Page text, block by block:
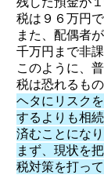
税は９６万円で
また、配偶者
千万円まで非課
このように、
税は恐れるも
ヘタにリスク
するよりも相
済むことになり
まず、現状を
税対策を打って